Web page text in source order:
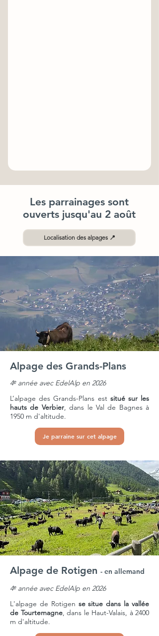
Les parrainages sont
ouverts jusqu'au 2 août
Localisation des alpages 📍
Alpage des Grands-Plans
4ᵉ année avec EdelAlp en 2026
L’alpagedes Grands-Plans est situé sur les
hauts de Verbier, dans le Val de Bagnes à
1950 m d'altitude.
Je parraine sur cet alpage
Alpage de Rotigen - en allemand
4ᵉ année avec EdelAlp en 2026
L'alpage de Rotigen se situe dans la vallée
de Tourtemagne, dans le Haut-Valais, à 2400
m d'altitude.